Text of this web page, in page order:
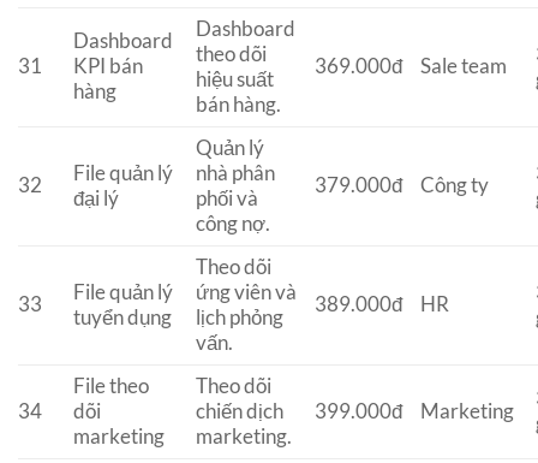
31
Dashboard
KPI bán
hàng
Dashboard
theo dõi
hiệu suất
bán hàng.
369.000đ Sale team
32
File quản lý
đại lý
Quản lý
nhà phân
phối và
công nợ.
379.000đ Công ty
33
File quản lý
tuyển dụng
Theo dõi
ứng viên và
lịch phỏng
vấn.
389.000đ HR
34
File theo
dõi
marketing
Theo dõi
chiến dịch
marketing.
399.000đ Marketing